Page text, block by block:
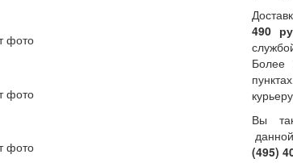
490
Более
Вы
(495)